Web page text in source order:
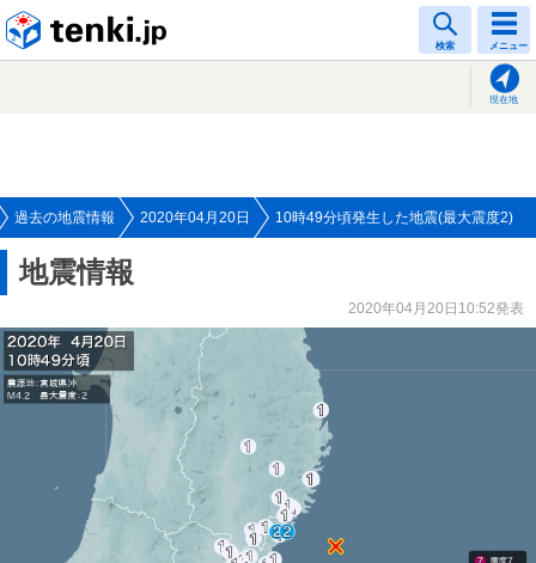
検索 メニュー
現在地
過去の地震情報 2020年04月20日 10時49分頃発生した地震(最大震度2)
地震情報
2020年04月20日10:52発表